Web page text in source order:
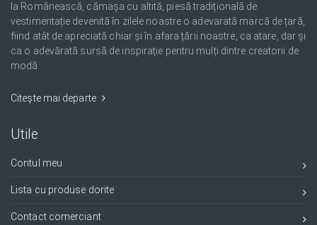
Ia Românească, cămașa cu altită, piesă tradițională de
vestimentație devenită în zilele noastre o adevarată marcă de țară,
fiind atât de apreciată chiar și în afara țării noastre, ca atare, dar și
ca o adevărată sursă de inspirație pentru mulți dintre creatorii de
modă.
Citește mai departe
Utile
Contul meu
Lista cu produse dorite
Contact comerciant